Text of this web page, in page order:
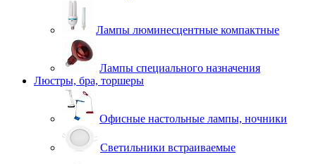
Лампы люминесцентные компактные
Лампы специального назначения
Люстры, бра, торшеры
Офисные настольные лампы, ночники
Светильники встраиваемые